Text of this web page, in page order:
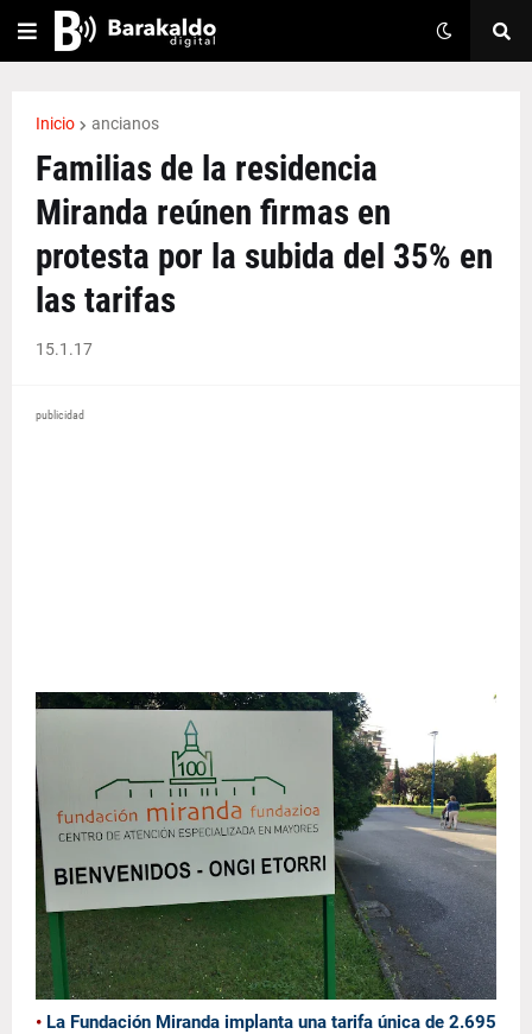
Inicio ancianos
Familias de la residencia
Miranda reúnen firmas en
protesta por la subida del 35% en
las tarifas
15.1.17
publicidad
• La Fundación Miranda implanta una tarifa única de 2.695